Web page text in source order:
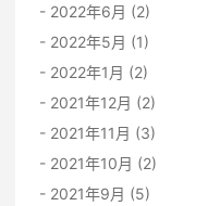
2022年6月 (2)
2022年5月 (1)
2022年1月 (2)
2021年12月 (2)
2021年11月 (3)
2021年10月 (2)
2021年9月 (5)